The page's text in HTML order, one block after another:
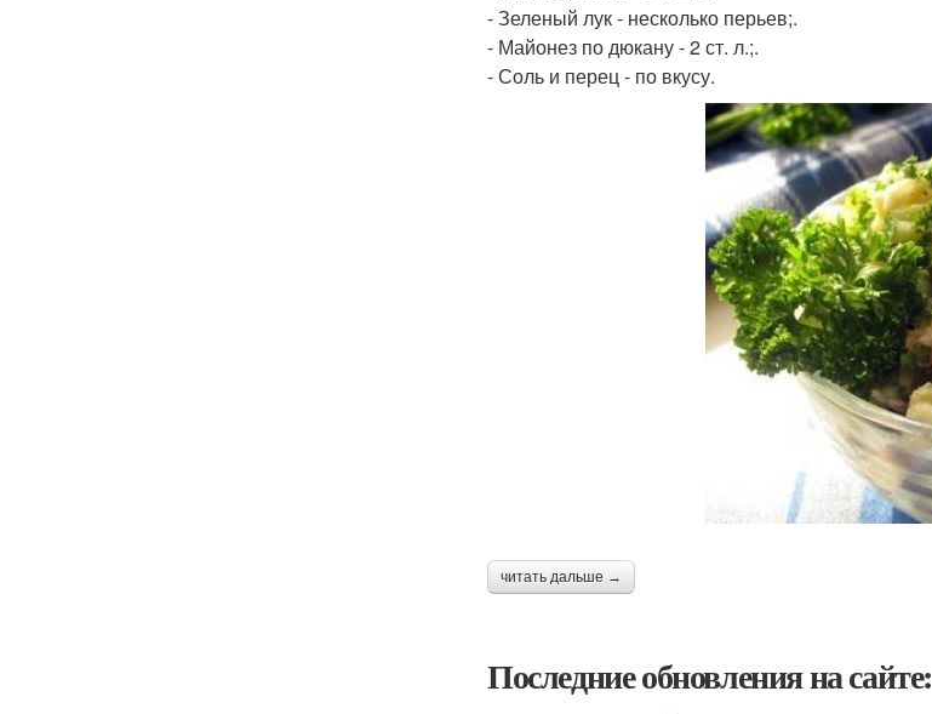
- Зеленый лук - несколько перьев;.
- Майонез по дюкану - 2 ст. л.;.
- Соль и перец - по вкусу.
читать дальше →
Последние обновления на сайте: